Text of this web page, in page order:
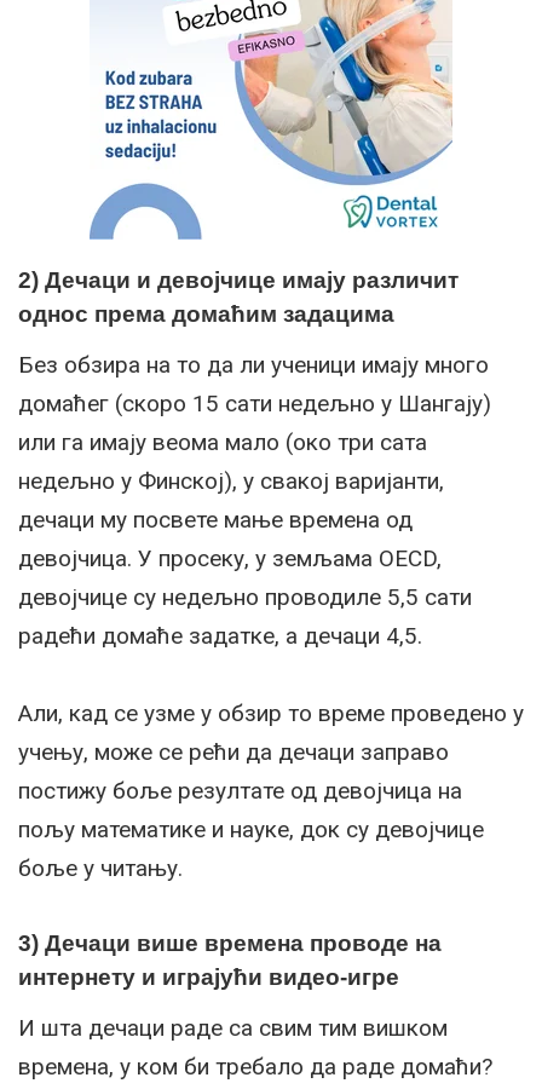
2) Дечаци и девојчице имају различит
однос према домаћим задацима
Без обзира на то да ли ученици имају много
домаћег (скоро 15 сати недељно у Шангају)
или га имају веома мало (око три сата
недељно у Финској), у свакој варијанти,
дечаци му посвете мање времена од
девојчица. У просеку, у земљама OECD,
девојчице су недељно проводиле 5,5 сати
радећи домаће задатке, а дечаци 4,5.
Али, кад се узме у обзир то време проведено у
учењу, може се рећи да дечаци заправо
постижу боље резултате од девојчица на
пољу математике и науке, док су девојчице
боље у читању.
3) Дечаци више времена проводе на
интернету и играјући видео-игре
И шта дечаци раде са свим тим вишком
времена, у ком би требало да раде домаћи?